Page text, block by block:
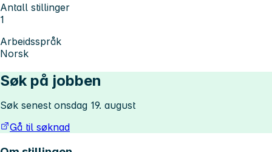
Antall stillinger
1
Arbeidsspråk
Norsk
Søk på jobben
Søk senest onsdag 19. august
Gå til søknad